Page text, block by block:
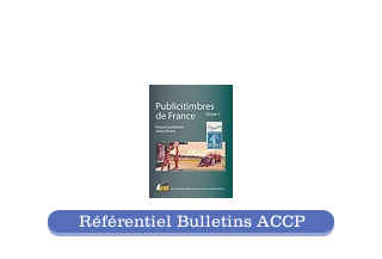
Référentiel Bulletins ACCP